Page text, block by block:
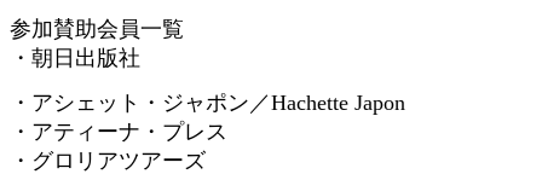
参加賛助会員一覧
・朝日出版社
・アシェット・ジャポン／Hachette Japon
・アティーナ・プレス
・グロリアツアーズ